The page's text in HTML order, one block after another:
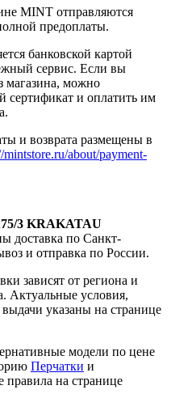
MINT отправляются
предоплаты.
банковской картой
сервис. Если вы
магазина, можно
сертификат и оплатить им
и возврата размещены в
mintstore.ru/about/payment-
3 KRAKATAU
доставка по Санкт-
и отправка по России.
зависят от региона и
Актуальные условия,
указаны на странице
модели по цене
Перчатки и
правила на странице